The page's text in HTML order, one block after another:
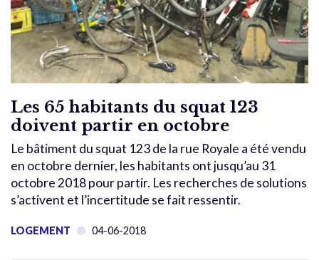
Les 65 habitants du squat 123
doivent partir en octobre
Le bâtiment du squat 123 de la rue Royale a été vendu
en octobre dernier, les habitants ont jusqu’au 31
octobre 2018 pour partir. Les recherches de solutions
s’activent et l’incertitude se fait ressentir.
LOGEMENT 04-06-2018